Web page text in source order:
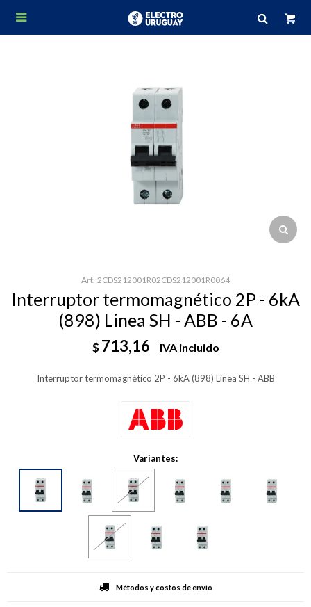

2CDS212001R02CDS212001R0064
Interruptor termomagnético 2P - 6kA
(898) Linea SH - ABB - 6A
$ 713,16 IVA incluido
Interruptor termomagnético 2P - 6kA (898) Linea SH - ABB
Variantes:
Métodos y costos de envío